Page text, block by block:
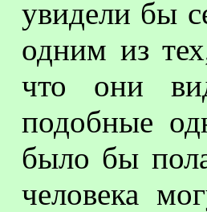
увидели бы
одним из
что они
подобные
было бы
человека